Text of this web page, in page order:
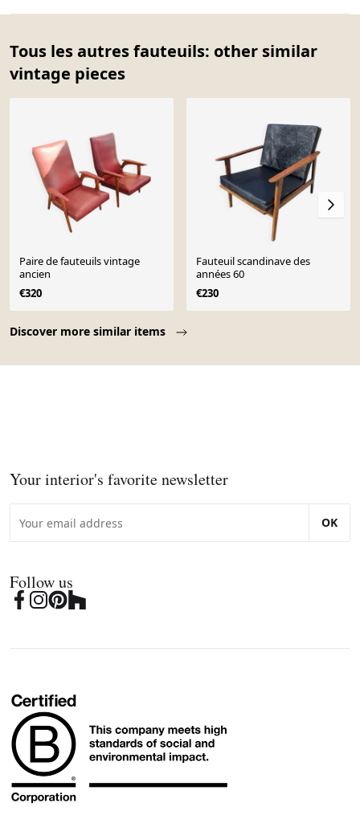
Tous les autres fauteuils: other similar
vintage pieces
Discover more similar items
Paire de fauteuils vintage
ancien
€320
Fauteuil scandinave des
années 60
€230
Your interior's favorite newsletter
OK
Follow us